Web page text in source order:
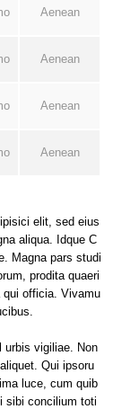
Aenean
Aenean
Aenean
Aenean
elit, sed eius
aliqua. Idque C
Magna pars studi
prodita quaeri
officia. Vivamu
urbis vigiliae. Non
Qui ipsoru
luce, cum quib
sibi concilium toti